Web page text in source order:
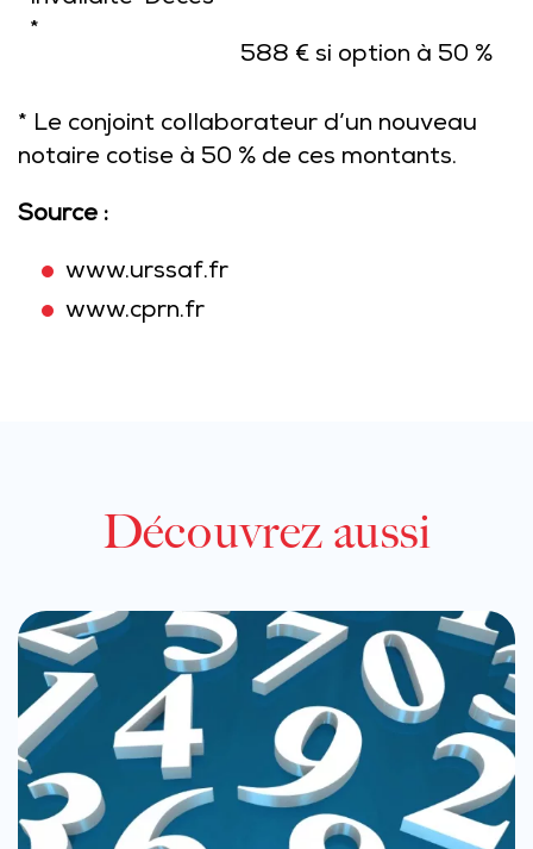
*
588 € si option à 50 %
* Le conjoint collaborateur d’un nouveau
notaire cotise à 50 % de ces montants.
Source :
www.urssaf.fr
www.cprn.fr
Découvrez aussi